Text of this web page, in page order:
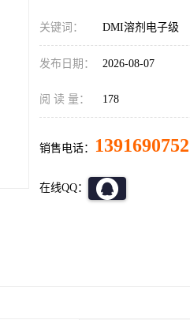
关键词： DMI溶剂电子级
发布日期： 2026-08-07
阅 读 量： 178
销售电话：
在线QQ：